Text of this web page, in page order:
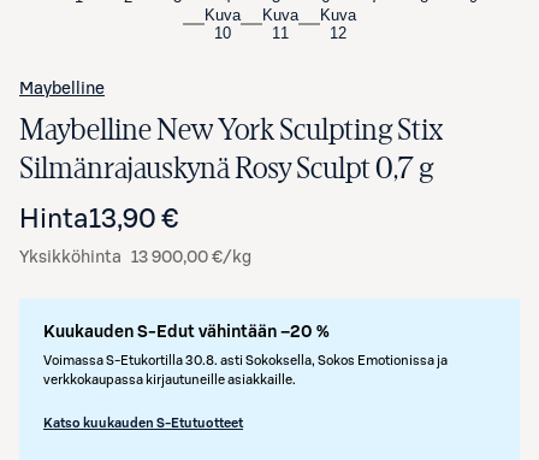
Kuva
10
Kuva
11
Kuva
12
Maybelline
Maybelline New York Sculpting Stix
Silmänrajauskynä Rosy Sculpt 0,7 g
Hinta13,90 €
Yksikköhinta 13 900,00 €/kg
Kuukauden S-Edut vähintään –20 %
Voimassa S-Etukortilla 30.8. asti Sokoksella, Sokos Emotionissa ja
verkkokaupassa kirjautuneille asiakkaille.
Katso kuukauden S-Etutuotteet